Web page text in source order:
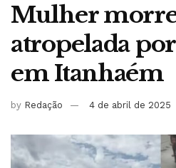
Mulher morre
atropelada
em Itanhaém
by Redação 4 de abril de 2025